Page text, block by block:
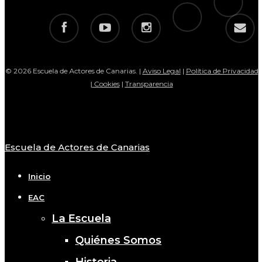
facebook youtube instagram
telegram
email
© 2026 Escuela de Actores de Canarias. | Aviso Legal | Política de Privacidad
| Cookies| Transparencia
Close
Escuela de Actores de Canarias
Inicio
EAC
La Escuela
Quiénes Somos